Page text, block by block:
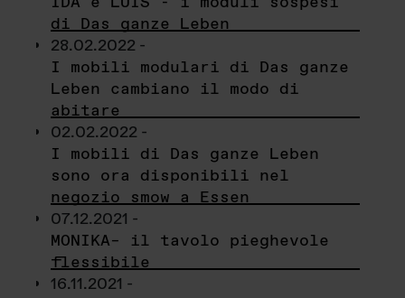
di Das ganze Leben
28.02.2022 -
I mobili modulari di Das ganze
Leben cambiano il modo di
abitare
02.02.2022 -
I mobili di Das ganze Leben
sono ora disponibili nel
negozio smow a Essen
07.12.2021 -
MONIKA– il tavolo pieghevole
flessibile
16.11.2021 -